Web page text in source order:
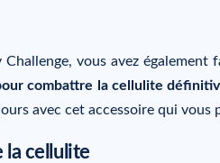
vous avez également
combattre la cellulite
avec cet accessoire qui
la cellulite